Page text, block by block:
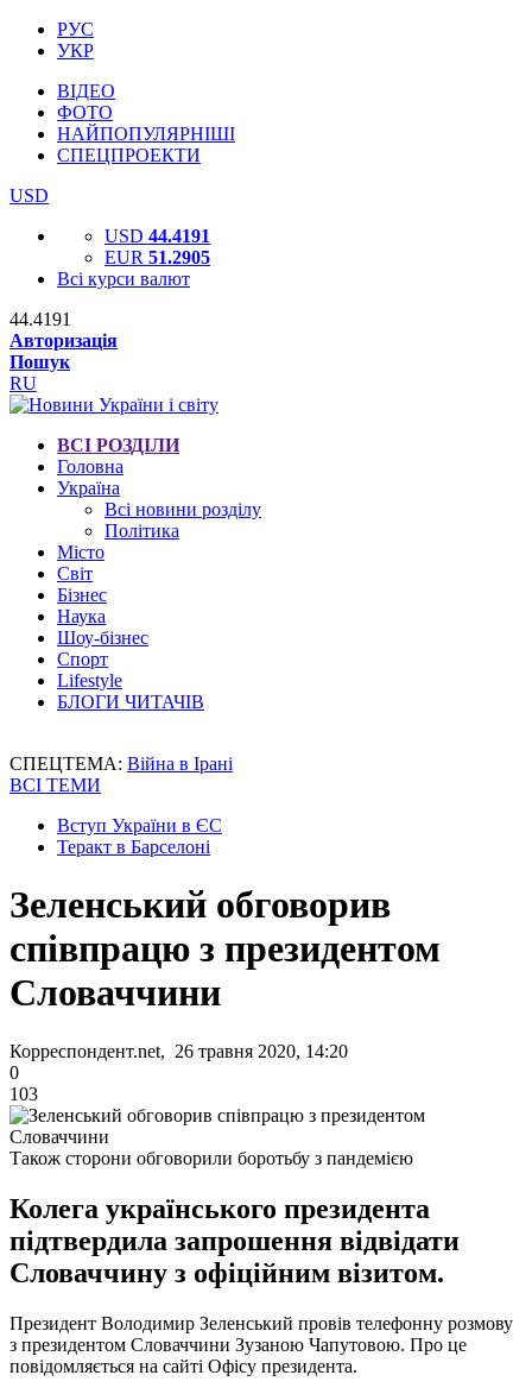
РУС
УКР
ВІДЕО
ФОТО
НАЙПОПУЛЯРНІШІ
СПЕЦПРОЕКТИ
USD
USD 44.4191
EUR 51.2905
Всі курси валют
44.4191
Авторизація
Пошук
RU
ВСІ РОЗДІЛИ
Головна
Україна
Всі новини розділу
Політика
Місто
Світ
Бізнес
Наука
Шоу-бізнес
Спорт
Lifestyle
БЛОГИ ЧИТАЧІВ
СПЕЦТЕМА: Війна в Ірані
ВСІ ТЕМИ
Вступ України в ЄС
Теракт в Барселоні
Зеленський обговорив
співпрацю з президентом
Словаччини
Корреспондент.net, 26 травня 2020, 14:20
0
103
Також сторони обговорили боротьбу з пандемією
Колега українського президента
підтвердила запрошення відвідати
Словаччину з офіційним візитом.
Президент Володимир Зеленський провів телефонну розмову
з президентом Словаччини Зузаною Чапутовою. Про це
повідомляється на сайті Офісу президента.